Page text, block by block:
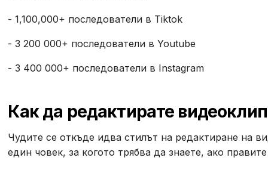
- 1,100,000+ последователи в Tiktok
- 3 200 000+ последователи в Youtube
- 3 400 000+ последователи в Instagram
Как да редактирате
Чудите се откъде идва стилът на редактиране на
един човек, за когото трябва да знаете, ако